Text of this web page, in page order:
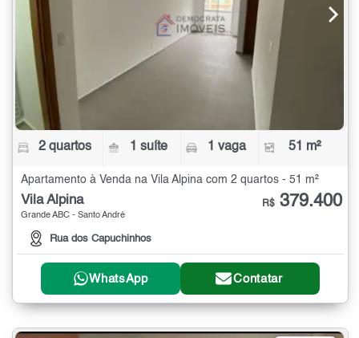
2 quartos 1 suíte 1 vaga 51 m²
Apartamento à Venda na Vila Alpina com 2 quartos - 51 m²
Vila Alpina
Grande ABC - Santo André
Rua dos Capuchinhos
R$ 379.400
WhatsApp Contatar